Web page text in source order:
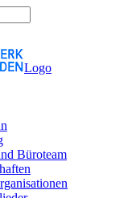
Logo
Büroteam